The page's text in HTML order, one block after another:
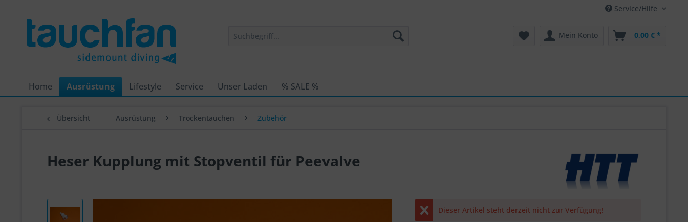
Service/Hilfe
Mein Konto 0,00 € *
Home Ausrüstung Lifestyle Service Unser Laden % SALE %
Übersicht Ausrüstung Trockentauchen Zubehör
Heser Kupplung mit Stopventil für Peevalve
Dieser Artikel steht derzeit nicht zur Verfügung!